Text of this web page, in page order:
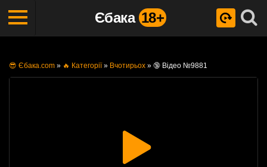
Єбака 18+
😎 Єбака.com » 🔥 Категорії» Вчотирьох » 🔞 Відео №9881